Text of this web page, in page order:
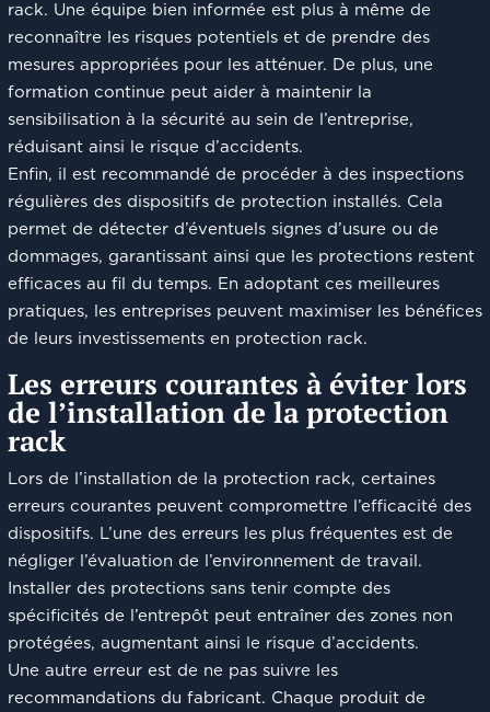
rack. Une équipe bien informée est plus à même de
reconnaître les risques potentiels et de prendre des
mesures appropriées pour les atténuer. De plus, une
formation continue peut aider à maintenir la
sensibilisation à la sécurité au sein de l’entreprise,
réduisant ainsi le risque d’accidents.
Enfin, il est recommandé de procéder à des inspections
régulières des dispositifs de protection installés. Cela
permet de détecter d’éventuels signes d’usure ou de
dommages, garantissant ainsi que les protections restent
efficaces au fil du temps. En adoptant ces meilleures
pratiques, les entreprises peuvent maximiser les bénéfices
de leurs investissements en protection rack.
Les erreurs courantes à éviter lors
de l’installation de la protection
rack
Lors de l’installation de la protection rack, certaines
erreurs courantes peuvent compromettre l’efficacité des
dispositifs. L’une des erreurs les plus fréquentes est de
négliger l’évaluation de l’environnement de travail.
Installer des protections sans tenir compte des
spécificités de l’entrepôt peut entraîner des zones non
protégées, augmentant ainsi le risque d’accidents.
Une autre erreur est de ne pas suivre les
recommandations du fabricant. Chaque produit de